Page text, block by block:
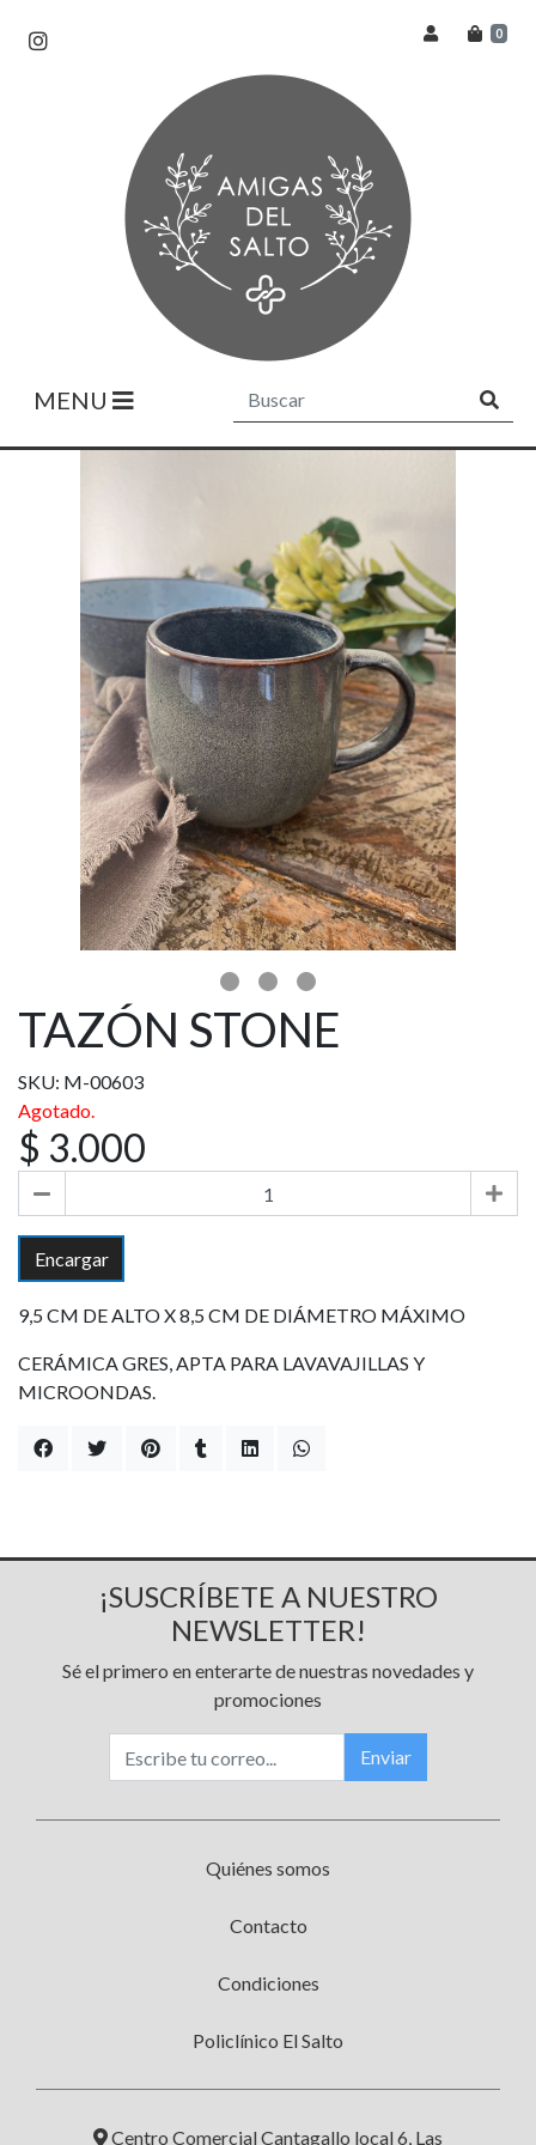
0
MENU
TAZÓN STONE
SKU: M-00603
Agotado.
$ 3.000
Encargar
9,5 CM DE ALTO X 8,5 CM DE DIÁMETRO MÁXIMO
CERÁMICA GRES, APTA PARA LAVAVAJILLAS Y
MICROONDAS.
¡SUSCRÍBETE A NUESTRO
NEWSLETTER!
Sé el primero en enterarte de nuestras novedades y
promociones
Enviar
Quiénes somos
Contacto
Condiciones
Policlínico El Salto
Centro Comercial Cantagallo local 6, Las